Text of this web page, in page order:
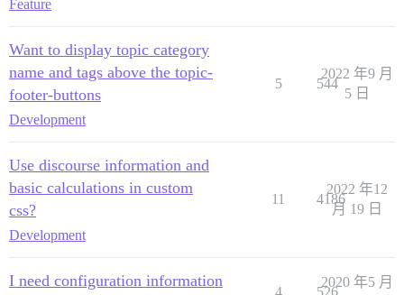
Feature
Want to display topic category
name and tags above the topic-
footer-buttons
Development
5 544
2022 年9 月
5 日
Use discourse information and
basic calculations in custom
css?
Development
11 4186
2022 年12
月 19 日
I need configuration information
2020 年5 月